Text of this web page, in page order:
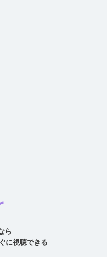
ません。
ビスの機能または別
に個人情報を明らか
の他の利用者が当
人情報が提供し、ま
者個人を識別でき
の全部または一部を
ます。委託を行う場
護水準を確保してい
ら
に視聴できる